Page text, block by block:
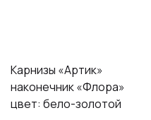
Карнизы «Артик»
наконечник «Флора»
цвет: бело-золотой